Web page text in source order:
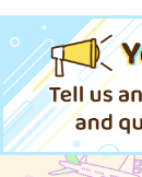
作品詳細
ーン。
KADOKAWA
880円（税込）
サンプル
作品詳細